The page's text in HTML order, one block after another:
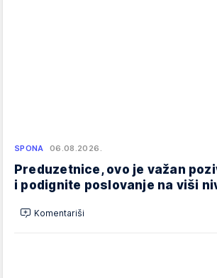
SPONA 06.08.2026.
Preduzetnice, ovo je važan
i podignite poslovanje na viši
Komentariši